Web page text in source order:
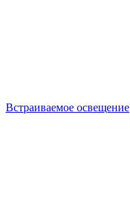
Встраиваемое освещение